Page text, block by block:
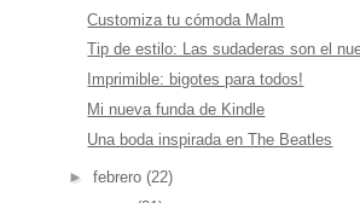
Customiza tu cómoda Malm
Tip de estilo: Las sudaderas son el
Imprimible: bigotes para todos!
Mi nueva funda de Kindle
Una boda inspirada en The Beatles
► febrero (22)